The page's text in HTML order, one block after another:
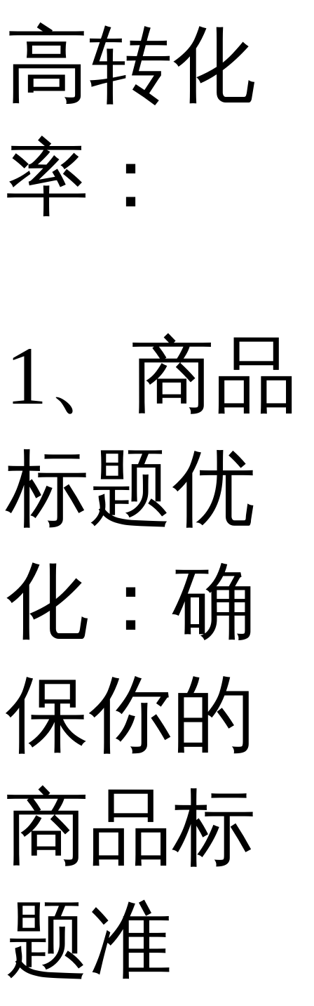
高转化
率：
1、商品
标题优
化：确
保你的
商品标
题准